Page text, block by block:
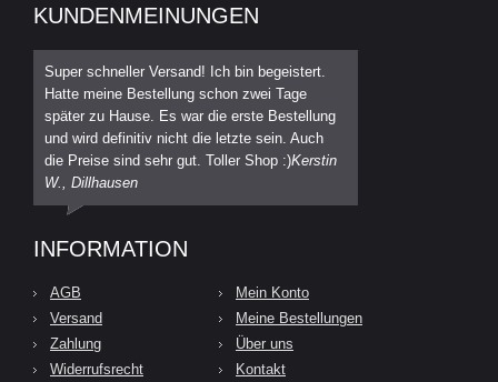
KUNDENMEINUNGEN
Super schneller Versand! Ich bin begeistert.
Hatte meine Bestellung schon zwei Tage
später zu Hause. Es war die erste Bestellung
und wird definitiv nicht die letzte sein. Auch
die Preise sind sehr gut. Toller Shop :)Kerstin
W., Dillhausen
INFORMATION
AGB
Versand
Zahlung
Widerrufsrecht
Mein Konto
Meine Bestellungen
Über uns
Kontakt